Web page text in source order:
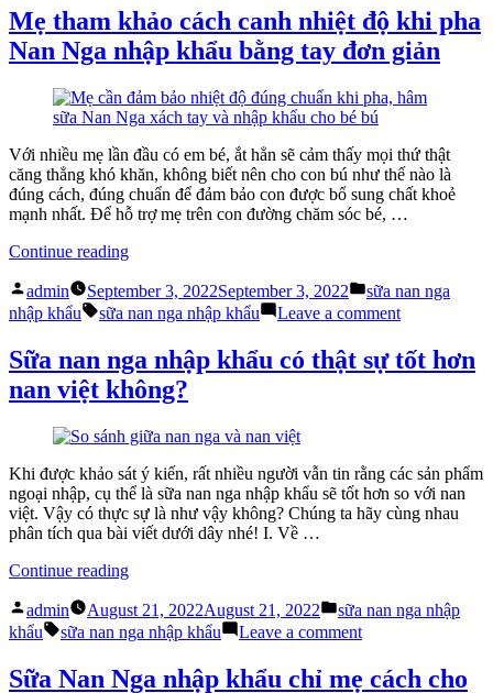
Nan
Nga
nắp
xanh
và
nắp
vàng
khác
nhau
không?”
lượng
2
loại
sữa
Nan
Nga
xanh
và
nắp
Mẹ tham khảo cách canh nhiệt độ khi pha
Nan Nga nhập khẩu bằng tay đơn giản
Với nhiều mẹ lần đầu có em bé, ắt hẳn sẽ cảm thấy mọi thứ thật
căng thẳng khó khăn, không biết nên cho con bú như thế nào là
đúng cách, đúng chuẩn để đảm bảo con được bổ sung chất khoẻ
mạnh nhất. Để hỗ trợ mẹ trên con đường chăm sóc bé, …
Continue reading“Mẹ
khảo
cách
độ
khi
pha
Nan
Nga
nhập
khẩu
bằng
tay
giản”
Posted
by
admin September 3, 2022September 3, 2022
Posted
in
sữa nan nga
nhập khẩu
Tags:
sữa nan nga nhập khẩu Leave a commenton
tham
khảo
khi
pha
Nan
Nga
tay
Sữa nan nga nhập khẩu có thật sự tốt hơn
nan việt không?
Khi được khảo sát ý kiến, rất nhiều người vẫn tin rằng các sản phẩm
ngoại nhập, cụ thể là sữa nan nga nhập khẩu sẽ tốt hơn so với nan
việt. Vậy có thực sự là như vậy không? Chúng ta hãy cùng nhau
phân tích qua bài viết dưới dây nhé! I. Về …
Continue reading“Sữa
nga
nhập
có
thật
Posted
by
admin August 21, 2022August 21, 2022
Posted
in
sữa nan nga nhập
khẩu
Tags:
sữa nan nga nhập khẩu Leave a commenton
nga
Sữa Nan Nga nhập khẩu chỉ mẹ cách cho